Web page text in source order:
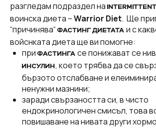
разгледам подраздел на
воинска диета –Warrior Diet. Ще
“причинява“ ФАСТИНГ ДИЕТАТА и с
войснката диета ще ви помогне:
при ФАСТИНГА се понижават се
ИНСУЛИН , което трябва да се
бързото отслабване и
ненужни мазнини;
заради свързаността си, в чисто
ендокринологичен смисъл, това
повишаване на нивата други